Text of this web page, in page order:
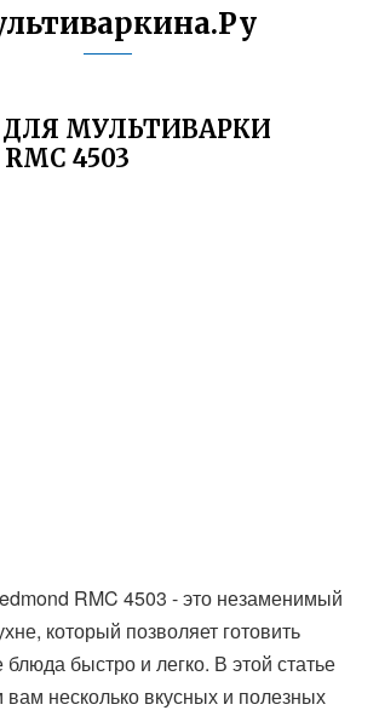
МУЛЬТИВАРКИ
4503
RMC 4503 - это незаменимый
который позволяет готовить
быстро и легко. В этой статье
несколько вкусных и полезных